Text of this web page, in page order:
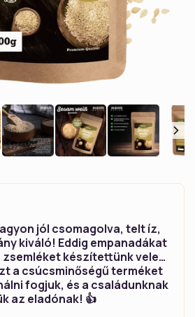
jól csomagolva, telt íz,
kiváló! Eddig empanadákat
zsemléket készítettünk vele…
a csúcsminőségű terméket
fogjuk, és a családunknak
az eladónak! 👍